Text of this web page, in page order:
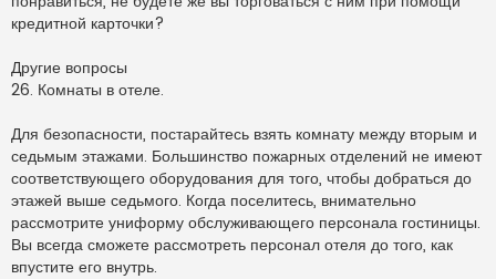
кредитной карточки?
Другие вопросы
26. Комнаты в отеле.
Для безопасности, постарайтесь взять комнату между вторым и
седьмым этажами. Большинство пожарных отделений не имеют
соответствующего оборудования для того, чтобы добраться до
этажей выше седьмого. Когда поселитесь, внимательно
рассмотрите униформу обслуживающего персонала гостиницы.
Вы всегда сможете рассмотреть персонал отеля до того, как
впустите его внутрь.